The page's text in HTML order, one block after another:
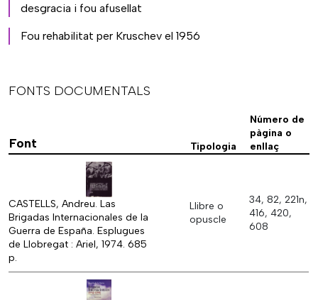
desgracia i fou afusellat
Fou rehabilitat per Kruschev el 1956
FONTS DOCUMENTALS
Font Tipologia
Número de
pàgina o
enllaç
CASTELLS, Andreu. Las
Brigadas Internacionales de la
Guerra de España. Esplugues
de Llobregat : Ariel, 1974. 685
p.
Llibre o
opuscle
34, 82, 221n,
416, 420,
608